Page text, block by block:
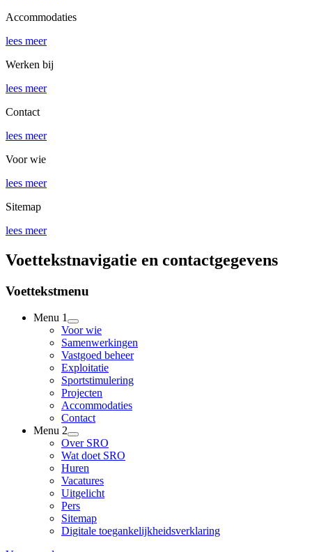
Accommodaties
lees meer
Werken bij
lees meer
Contact
lees meer
Voor wie
lees meer
Sitemap
lees meer
Voettekstnavigatie en contactgegevens
Voettekstmenu
Menu 1
Voor wie
Samenwerkingen
Vastgoed beheer
Exploitatie
Sportstimulering
Projecten
Accommodaties
Contact
Menu 2
Over SRO
Wat doet SRO
Huren
Vacatures
Uitgelicht
Pers
Sitemap
Digitale toegankelijkheidsverklaring